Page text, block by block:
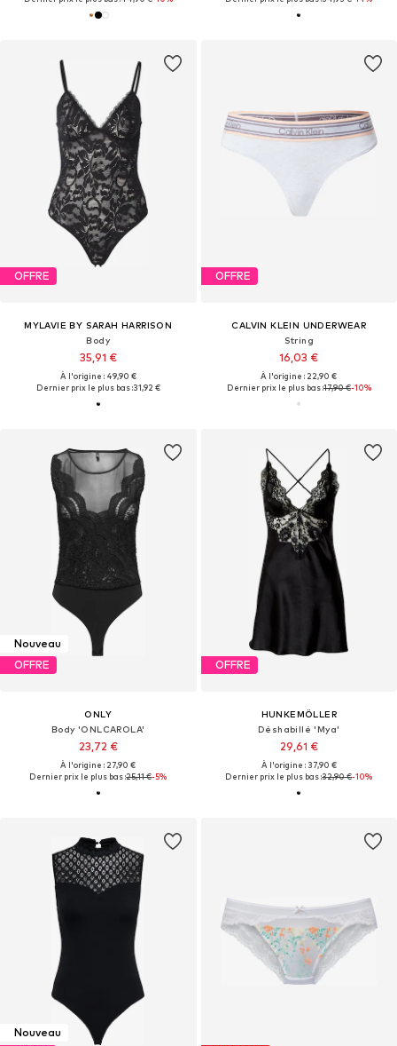
OFFRE
MYLAVIE BY SARAH HARRISON
Body
35,91 €
À l'origine : 49,90 €
Dernier prix le plus bas :31,92 €
OFFRE
CALVIN KLEIN UNDERWEAR
String
16,03 €
À l'origine : 22,90 €
Dernier prix le plus bas :17,90 €-10%
Nouveau
OFFRE
ONLY
Body 'ONLCAROLA'
23,72 €
À l'origine : 27,90 €
Dernier prix le plus bas :25,11 €-5%
OFFRE
HUNKEMÖLLER
Déshabillé 'Mya'
29,61 €
À l'origine : 37,90 €
Dernier prix le plus bas :32,90 €-10%
Nouveau